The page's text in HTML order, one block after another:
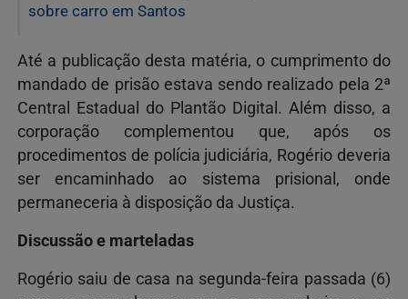
sobre carro em Santos
Até a publicação desta matéria, o cumprimento do
mandado de prisão estava sendo realizado pela 2ª
Central Estadual do Plantão Digital. Além disso, a
corporação complementou que, após os
procedimentos de polícia judiciária, Rogério deveria
ser encaminhado ao sistema prisional, onde
permaneceria à disposição da Justiça.
Discussão e marteladas
Rogério saiu de casa na segunda-feira passada (6)